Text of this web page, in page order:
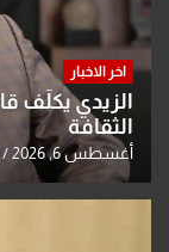
اخر الاخبار
الزيدي يكلّف
الثقافة
أغسطس 6, 2026